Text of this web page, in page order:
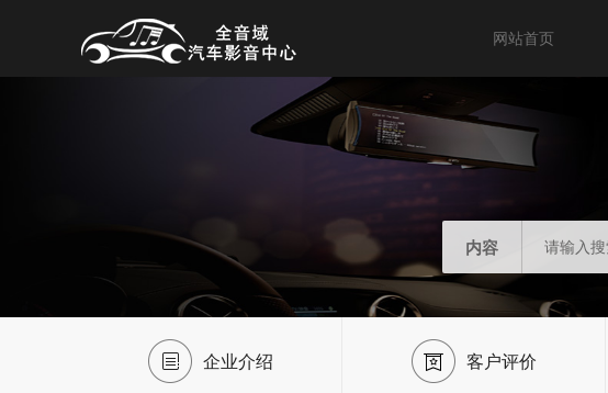
网站首页
内容
企业介绍 客户评价